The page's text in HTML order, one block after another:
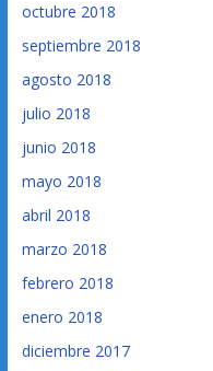
octubre 2018
septiembre 2018
agosto 2018
julio 2018
junio 2018
mayo 2018
abril 2018
marzo 2018
febrero 2018
enero 2018
diciembre 2017